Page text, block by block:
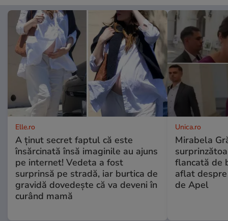
Elle.ro
A ținut secret faptul că este
însărcinată însă imaginile au ajuns
pe internet! Vedeta a fost
surprinsă pe stradă, iar burtica de
gravidă dovedește că va deveni în
curând mamă
Unica.ro
Mirabela
flancată de
aflat
de Apel